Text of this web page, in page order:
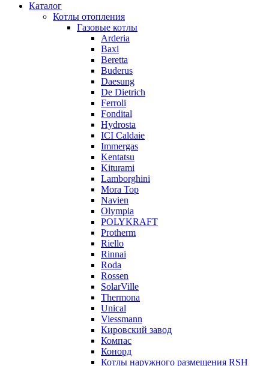
Каталог
Котлы отопления
Газовые котлы
Arderia
Baxi
Beretta
Buderus
Daesung
De Dietrich
Ferroli
Fondital
Hydrosta
ICI Caldaie
Immergas
Kentatsu
Kiturami
Lamborghini
Mora Top
Navien
Olympia
POLYKRAFT
Protherm
Riello
Rinnai
Roda
Rossen
SolarVille
Thermona
Unical
Viessmann
Кировский завод
Компас
Конорд
Котлы наружного размещения RSH